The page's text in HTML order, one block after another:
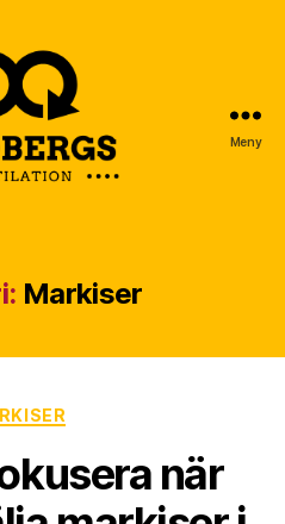
Meny
Markiser
Kategorier
när